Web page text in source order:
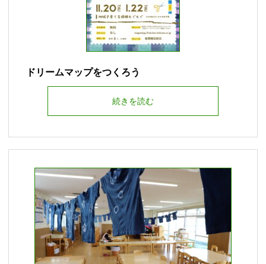
ドリームマップをつくろう
続きを読む